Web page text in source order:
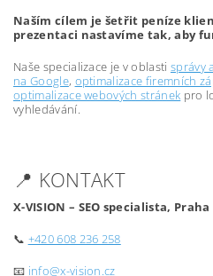
Naším cílem je šetřit peníze
prezentaci nastavíme tak, aby
Naše specializace je v oblasti správy
na Google, optimalizace firemních
optimalizace webových stránek pro
vyhledávání.
📍 KONTAKT
X-VISION – SEO specialista, Praha
📞 +420 608 236 258
📧 info@x-vision.cz